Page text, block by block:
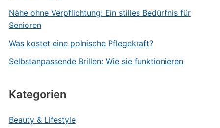
Nähe ohne Verpflichtung: Ein stilles Bedürfnis für
Senioren
Was kostet eine polnische Pflegekraft?
Selbstanpassende Brillen: Wie sie funktionieren
Kategorien
Beauty & Lifestyle